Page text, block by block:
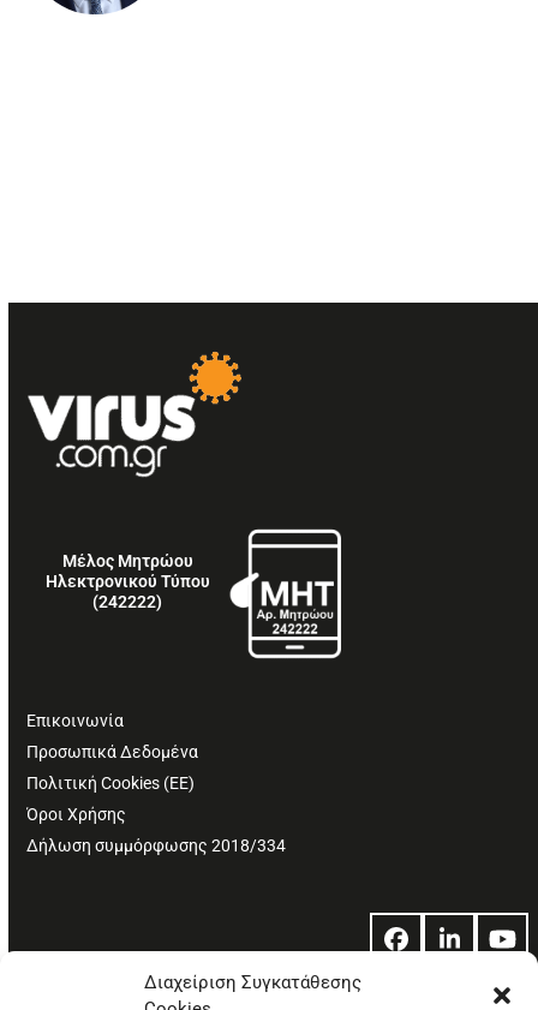
Διαχείριση Συγκατάθεσης
Μέλος Μητρώου
Ηλεκτρονικού Τύπου
(242222)
Επικοινωνία
Προσωπικά Δεδομένα
Πολιτική Cookies (ΕΕ)
Όροι Χρήσης
Δήλωση συμμόρφωσης 2018/334
Facebook
LinkedIn